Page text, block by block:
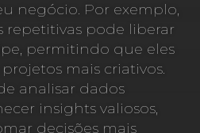
negócio. Por exemplo,
repetitivas pode liberar
permitindo que eles
mais criativos.
analisar dados
insights valiosos,
decisões mais